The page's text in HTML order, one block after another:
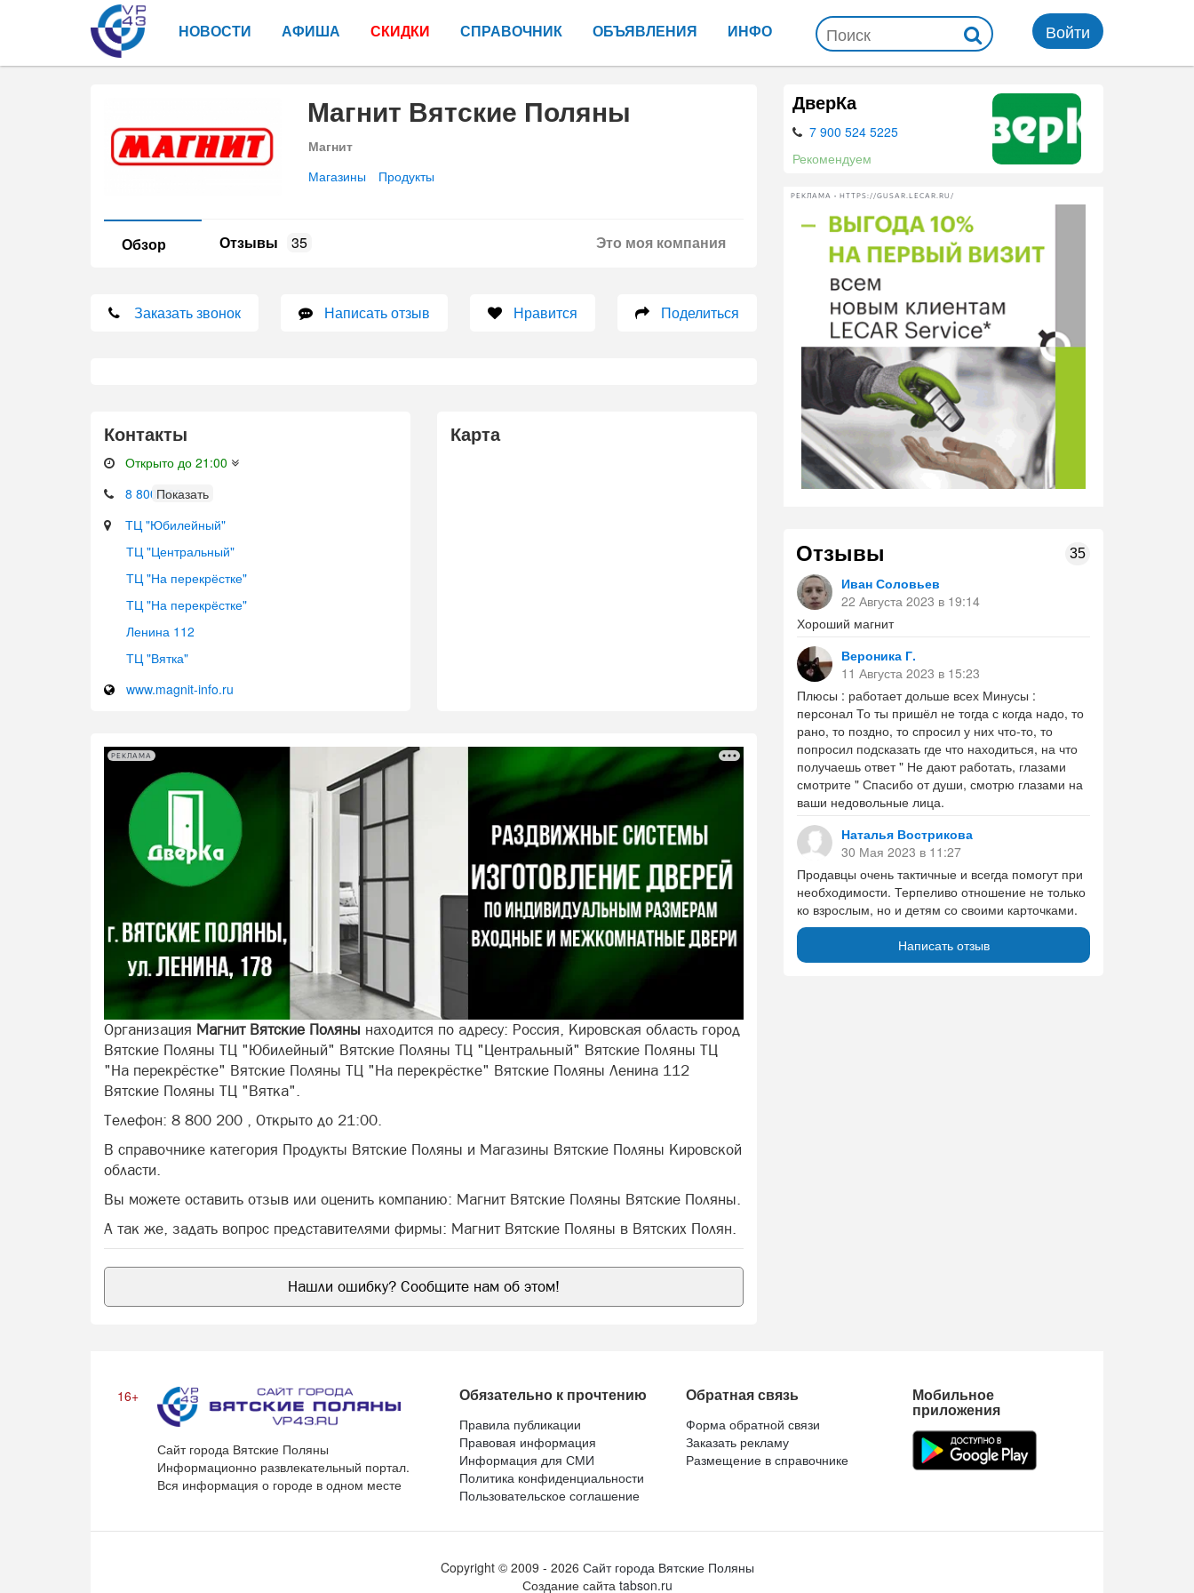
НОВОСТИ АФИША СКИДКИ СПРАВОЧНИК ОБЪЯВЛЕНИЯ ИНФО Войти
Магнит Вятские Поляны
Магнит
Магазины Продукты
Это моя компания
Обзор Отзывы 35
Заказать звонок Написать отзыв Нравится Поделиться
Контакты
Открыто до 21:00
8 800 200
ТЦ "Юбилейный"
ТЦ "Центральный"
ТЦ "На перекрёстке"
ТЦ "На перекрёстке"
Ленина 112
ТЦ "Вятка"
www.magnit-info.ru
Карта
РЕКЛАМА
Организация Магнит Вятские Поляны находится по адресу: Россия, Кировская область город
Вятские Поляны ТЦ "Юбилейный" Вятские Поляны ТЦ "Центральный" Вятские Поляны ТЦ
"На перекрёстке" Вятские Поляны ТЦ "На перекрёстке" Вятские Поляны Ленина 112
Вятские Поляны ТЦ "Вятка".
Телефон: 8 800 200 , Открыто до 21:00.
В справочнике категория Продукты Вятские Поляны и Магазины Вятские Поляны Кировской
области.
Вы можете оставить отзыв или оценить компанию: Магнит Вятские Поляны Вятские Поляны.
А так же, задать вопрос представителями фирмы: Магнит Вятские Поляны в Вятских Полян.
Нашли ошибку? Сообщите нам об этом!
ДверКа
7 900 524 5225
Рекомендуем
РЕКЛАМА • HTTPS://GUSAR.LECAR.RU/
Отзывы 35
Иван Соловьев
22 Августа 2023 в 19:14
Хороший магнит
Вероника Г.
11 Августа 2023 в 15:23
Плюсы : работает дольше всех Минусы :
персонал То ты пришёл не тогда с когда надо, то
рано, то поздно, то спросил у них что-то, то
попросил подсказать где что находиться, на что
получаешь ответ " Не дают работать, глазами
смотрите " Спасибо от души, смотрю глазами на
ваши недовольные лица.
Наталья Вострикова
30 Мая 2023 в 11:27
Продавцы очень тактичные и всегда помогут при
необходимости. Терпеливо отношение не только
ко взрослым, но и детям со своими карточками.
Написать отзыв
16+
Сайт города Вятские Поляны
Информационно развлекательный портал.
Вся информация о городе в одном месте
Обязательно к прочтению
Правила публикации
Правовая информация
Информация для СМИ
Политика конфиденциальности
Пользовательское соглашение
Обратная связь
Форма обратной связи
Заказать рекламу
Размещение в справочнике
Мобильное
приложения
Copyright © 2009 - 2026 Сайт города Вятские Поляны
Создание сайта tabson.ru